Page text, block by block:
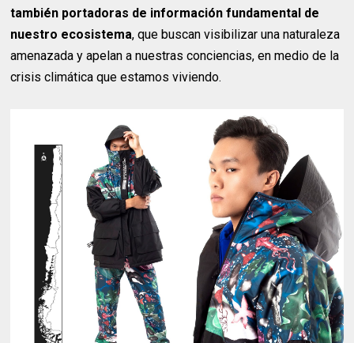
también portadoras de información fundamental de
nuestro ecosistema, que buscan visibilizar una naturaleza
amenazada y apelan a nuestras conciencias, en medio de la
crisis climática que estamos viviendo.